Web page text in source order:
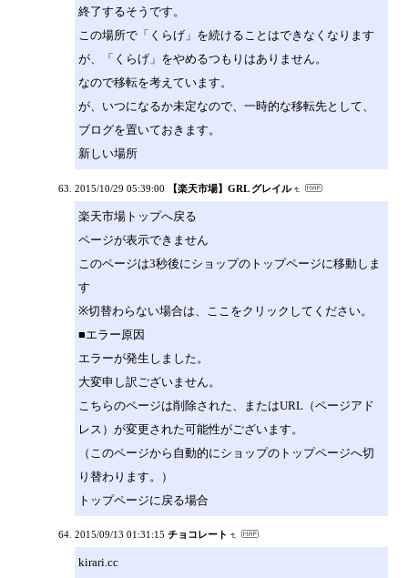
終了するそうです。
この場所で「くらげ」を続けることはできなくなります
が、「くらげ」をやめるつもりはありません。
なので移転を考えています。
が、いつになるか未定なので、一時的な移転先として、
ブログを置いておきます。
新しい場所
2015/10/29 05:39:00 【楽天市場】GRL グレイル
楽天市場トップへ戻る
ページが表示できません
このページは3秒後にショップのトップページに移動しま
す
※切替わらない場合は、ここをクリックしてください。
■エラー原因
エラーが発生しました。
大変申し訳ございません。
こちらのページは削除された、またはURL（ページアド
レス）が変更された可能性がございます。
（このページから自動的にショップのトップページへ切
り替わります。）
トップページに戻る場合
2015/09/13 01:31:15 チョコレート
kirari.cc